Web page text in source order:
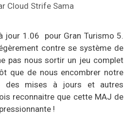
Cloud Strife Sama
jour 1.06 pour Gran Turismo 5.
contre se système de
pas nous sortir un jeu complet
que de nous encombrer notre
des mises à jours et autres
reconnaitre que cette MAJ de
!